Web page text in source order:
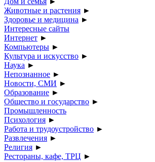
Животные и растения ►
Здоровье и медицина ►
Интересные сайты
Интернет ►
Компьютеры ►
Культура и искусство ►
Наука ►
Непознанное ►
Новости, СМИ ►
Образование ►
Общество и государство ►
Промышленность
Психология ►
Работа и трудоустройство ►
Развлечения ►
Религия ►
Рестораны, кафе, ТРЦ ►